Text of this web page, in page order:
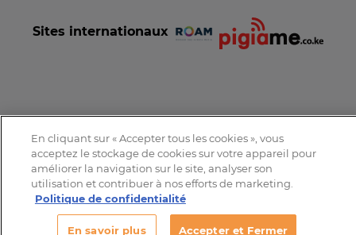
Sites internationaux
Tous droits réservés © 2016-2026 Expat-Dakar
En cliquant sur « Accepter tous les cookies », vous
acceptez le stockage de cookies sur votre appareil pour
améliorer la navigation sur le site, analyser son
utilisation et contribuer à nos efforts de marketing.
Politique de confidentialité
En savoir plus Accepter et Fermer